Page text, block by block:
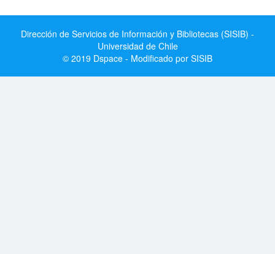
Dirección de Servicios de Información y Bibliotecas (SISIB) -
Universidad de Chile
© 2019 Dspace - Modificado por SISIB